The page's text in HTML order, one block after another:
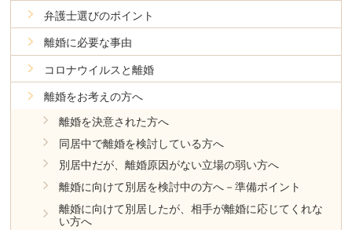
弁護士選びのポイント
離婚に必要な事由
コロナウイルスと離婚
離婚をお考えの方へ
離婚を決意された方へ
同居中で離婚を検討している方へ
別居中だが、離婚原因がない立場の弱い方へ
離婚に向けて別居を検討中の方へ－準備ポイント
離婚に向けて別居したが、相手が離婚に応じてくれな
い方へ